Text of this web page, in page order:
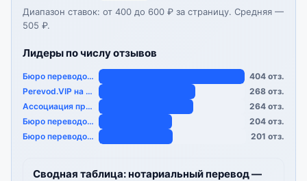
Диапазон ставок: от 400 до 600 ₽ за страницу. Средняя —
505 ₽.
Лидеры по числу отзывов
Бюро переводов «…
404 отз.
Perevod.VIP на Пионер…
268 отз.
Ассоциация профессион…
264 отз.
Бюро переводов «…
204 отз.
Бюро переводов «…
201 отз.
Сводная таблица: нотариальный перевод —